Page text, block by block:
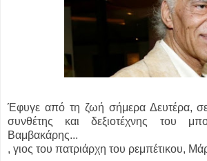
Έφυγε από τη ζωή σήμερα Δευτέρα,
συνθέτης και δεξιοτέχνης του
Βαμβακάρης...
, γιος του πατριάρχη του ρεμπέτικου,